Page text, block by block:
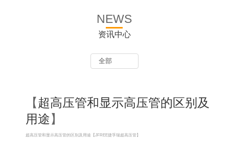
NEWS
资讯中心
【超高压管和显示高压管的区别及
用途】
超高压管和显示高压管的区别及用途【JFREE捷孚瑞超高压管】